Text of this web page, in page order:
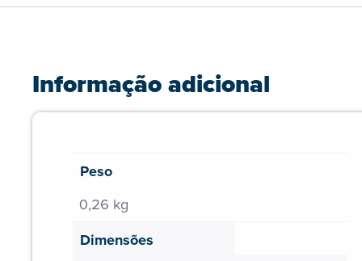
Informação adicional
Peso
0,26 kg
Dimensões